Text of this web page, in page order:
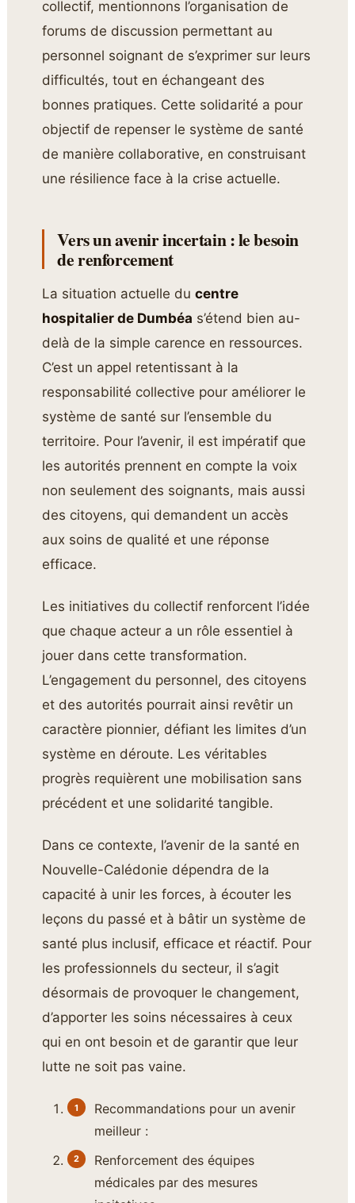
collectif, mentionnons l’organisation de
forums de discussion permettant au
personnel soignant de s’exprimer sur leurs
difficultés, tout en échangeant des
bonnes pratiques. Cette solidarité a pour
objectif de repenser le système de santé
de manière collaborative, en construisant
une résilience face à la crise actuelle.
Vers un avenir incertain : le besoin
de renforcement
La situation actuelle ducentre
hospitalier de Dumbéa s’étend bien au-
delà de la simple carence en ressources.
C’est un appel retentissant à la
responsabilité collective pour améliorer le
système de santé sur l’ensemble du
territoire. Pour l’avenir, il est impératif que
les autorités prennent en compte la voix
non seulement des soignants, mais aussi
des citoyens, qui demandent un accès
aux soins de qualité et une réponse
efficace.
Les initiatives du collectif renforcent l’idée
que chaque acteur a un rôle essentiel à
jouer dans cette transformation.
L’engagement du personnel, des citoyens
et des autorités pourrait ainsi revêtir un
caractère pionnier, défiant les limites d’un
système en déroute. Les véritables
progrès requièrent une mobilisation sans
précédent et une solidarité tangible.
Dans ce contexte, l’avenir de la santé en
Nouvelle-Calédonie dépendra de la
capacité à unir les forces, à écouter les
leçons du passé et à bâtir un système de
santé plus inclusif, efficace et réactif. Pour
les professionnels du secteur, il s’agit
désormais de provoquer le changement,
d’apporter les soins nécessaires à ceux
qui en ont besoin et de garantir que leur
lutte ne soit pas vaine.
Recommandations pour un avenir
meilleur :
Renforcement des équipes
médicales par des mesures